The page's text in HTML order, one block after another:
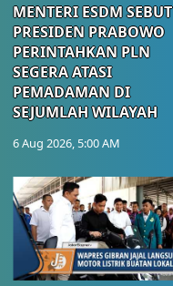
MENTERI ESDM SEBUT
PRESIDEN PRABOWO
PERINTAHKAN PLN
SEGERA ATASI
PEMADAMAN DI
SEJUMLAH WILAYAH
6 Aug 2026, 5:00 AM